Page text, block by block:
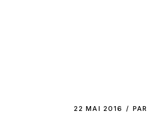
22 MAI 2016 PAR